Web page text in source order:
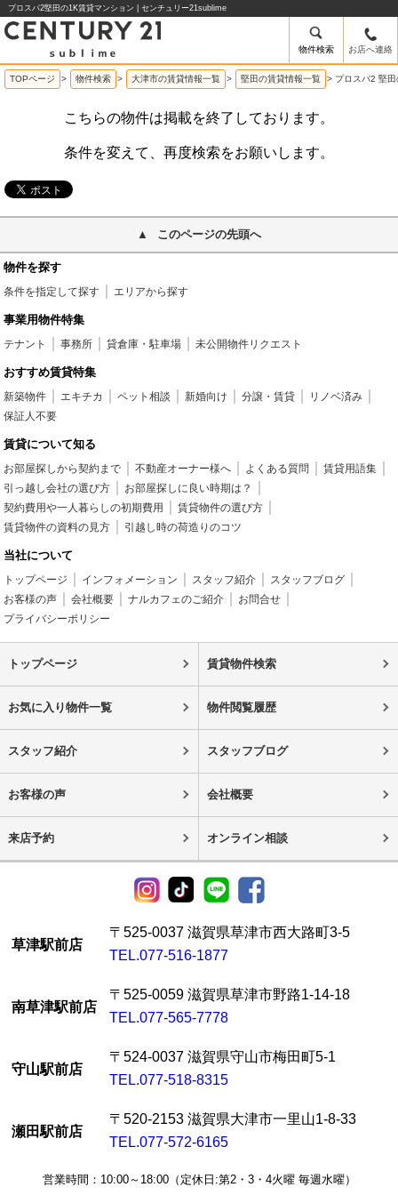
プロスパ2堅田の1K賃貸マンション | センチュリー21sublime
物件検索 お店へ連絡
TOPページ > 物件検索 > 大津市の賃貸情報一覧 > 堅田の賃貸情報一覧 > プロスパ2 堅
こちらの物件は掲載を終了しております。
条件を変えて、再度検索をお願いします。
このページの先頭へ
物件を探す
条件を指定して探す エリアから探す
事業用物件特集
テナント 事務所 貸倉庫・駐車場 未公開物件リクエスト
おすすめ賃貸特集
新築物件 エキチカ ペット相談 新婚向け 分譲・賃貸
リノベ済み
保証人不要
賃貸について知る
お部屋探しから契約まで 不動産オーナー様へ よくある質問
賃貸用語集
引っ越し会社の選び方
お部屋探しに良い時期は？
契約費用や一人暮らしの初期費用
賃貸物件の選び方
賃貸物件の資料の見方
引越し時の荷造りのコツ
当社について
トップページ インフォメーション スタッフ紹介
スタッフブログ
お客様の声
会社概要 ナルカフェのご紹介
お問合せ
プライバシーポリシー
トップページ 賃貸物件検索
お気に入り物件一覧 物件閲覧履歴
スタッフ紹介 スタッフブログ
お客様の声 会社概要
来店予約 オンライン相談
草津駅前店
〒525-0037 滋賀県草津市西大路町3-5
TEL.077-516-1877
南草津駅前店
〒525-0059 滋賀県草津市野路1-14-18
TEL.077-565-7778
守山駅前店
〒524-0037 滋賀県守山市梅田町5-1
TEL.077-518-8315
瀬田駅前店
〒520-2153 滋賀県大津市一里山1-8-33
TEL.077-572-6165
営業時間：10:00～18:00（定休日:第2・3・4火曜 毎週水曜）